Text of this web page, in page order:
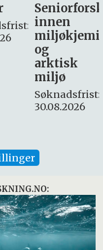
søker
– fast
Søknadsfrist:
16. august.